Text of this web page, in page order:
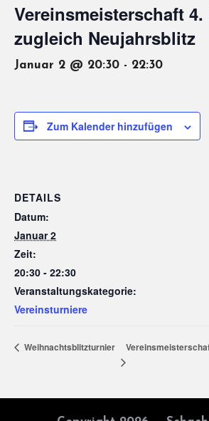
Vereinsmeisterschaft
zugleich Neujahrsblitz
Januar 2 @ 20:30 - 22:30
Zum Kalender hinzufügen
DETAILS
Datum:
Januar 2
Zeit:
20:30 - 22:30
Veranstaltungskategorie:
Vereinsturniere
Weihnachtsblitzturnier